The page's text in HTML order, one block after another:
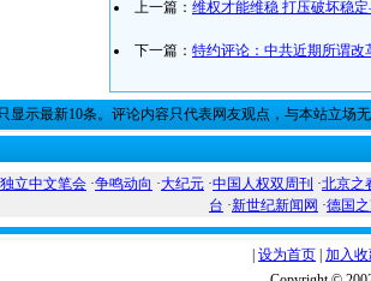
上一篇： 维权才能维稳 打压破坏稳
下一篇： 特约评论：中共近期所谓
只显示最新10条。评论内容只代表网友观点，与本站立场
独立中文笔会 ·争鸣动向 ·大纪元 ·中国人权双周刊 ·北京之
台 ·新世纪新闻网 ·德国
设为首页 加入